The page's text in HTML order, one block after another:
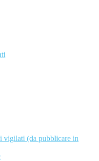
vigilati (da pubblicare in